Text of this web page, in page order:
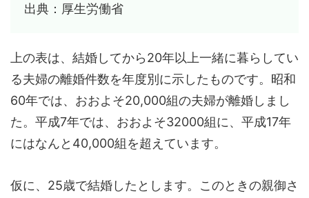
出典：厚生労働省
上の表は、結婚してから20年以上一緒に暮らしてい
る夫婦の離婚件数を年度別に示したものです。昭和
60年では、おおよそ20,000組の夫婦が離婚しまし
た。平成7年では、おおよそ32000組に、平成17年
にはなんと40,000組を超えています。
仮に、25歳で結婚したとします。このときの親御さ